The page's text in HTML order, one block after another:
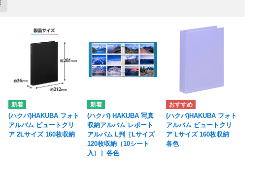
(ハクバ)HAKUBA フォト
アルバム ビュートクリ
ア 2Lサイズ 160枚収納
(ハクバ) HAKUBA 写真
収納アルバム レポート
アルバム L判［Lサイズ
120枚収納（10シート
入）］各色
(ハクバ)HAKUBA フォト
アルバム ビュートクリ
ア Lサイズ 160枚収納
各色